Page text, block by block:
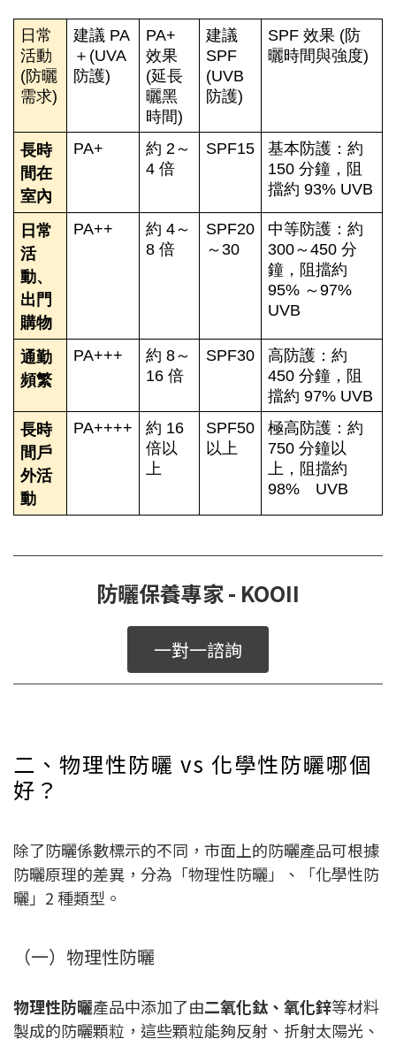
日常
活動
(防曬
需求)
建議 PA
＋(UVA
防護)
PA+
效果
(延長
曬黑
時間)
建議
SPF
(UVB
防護)
SPF 效果 (防
曬時間與強度)
長時
間在
室內
PA+
約 2～
4 倍
SPF15
基本防護：約
150 分鐘，阻
擋約 93% UVB
日常
活
動、
出門
購物
PA++
約 4～
8 倍
SPF20
～30
中等防護：約
300～450 分
鐘，阻擋約
95% ～97%
UVB
通勤
頻繁
PA+++
約 8～
16 倍
SPF30
高防護：約
450 分鐘，阻
擋約 97% UVB
長時
間戶
外活
動
PA++++
約 16
倍以
上
SPF50
以上
極高防護：約
750 分鐘以
上，阻擋約
98% UVB
防曬保養專家 - KOOII
一對一諮詢
二、物理性防曬 vs 化學性防曬哪個
好？
除了防曬係數標示的不同，市面上的防曬產品可根據
防曬原理的差異，分為「物理性防曬」、「化學性防
曬」2 種類型。
（一）物理性防曬
物理性防曬產品中添加了由二氧化鈦、氧化鋅等材料
製成的防曬顆粒，這些顆粒能夠反射、折射太陽光、